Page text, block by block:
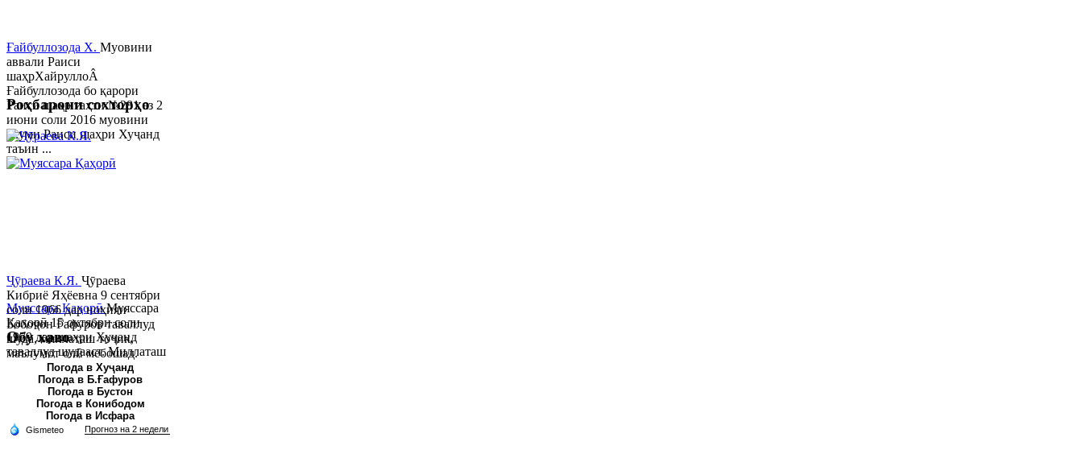
Ғайбуллозода Х. Муовини
аввали Раиси
шаҳрХайруллоÂ
Ғайбуллозода бо қарори
Раиси шаҳр таҳти №281 аз 2
июни соли 2016 муовини
якуми Раиси шаҳри Хуҷанд
таъин ...
Муяссара ҚаҳорӣМуяссара
Қаҳорӣ 15 октябри соли
1979 дар шаҳри Хуҷанд
таваллуд шудааст. Миллаташ
тоҷик. Маълумот олӣ. Соли
2002 Донишгоҳи давлатии
Хуҷанд ба...
Роҳбарони сохторҳо
Ҷӯраева К.Я. Ҷӯраева
Кибриё Яҳёевна 9 сентябри
соли 1966 дар ноҳияи
Бобоҷон Ғафуров таваллуд
шуда, миллаташ тоҷик,
маълумот олӣ мебошад.
Соли 1997 Донишг...
Обу хаво
Погода в Хуҷанд
Погода в Б.Ғафуров
Погода в Бустон
Погода в Конибодом
Погода в Исфара